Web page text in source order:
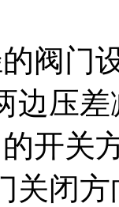
门设
边压
关方
关闭